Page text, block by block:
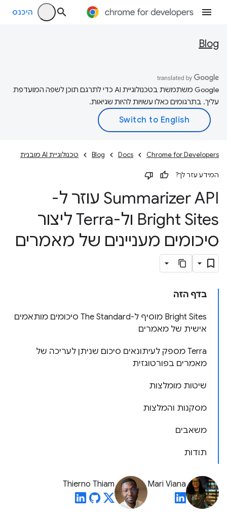
היכנס
Blog
‫Google משתמשת בטכנולוגיית AI כדי לתרגם תוכן לשפה המועדפת
עליך. בתרגומים כאלו עשויות להיות שגיאות.
Chrome for Developers
Docs
Blog טכנולוגיית AI מובנית
המידע עזר לך?
Summarizer API עוזר ל-
Bright Sites ול-Terra ליצור
סיכומים מעניינים של מאמרים
בדף הזה
‫Bright Sites מוסיף ל-The Standard סיכומים מותאמים
אישית של מאמרים
Terra מספק לעיתונאים סיכום שניתן לעריכה של
מאמרים בפורטוגזית
שיטות מומלצות
מסקנות והמלצות
משאבים
תודות
Mari Viana
Thierno Thiam